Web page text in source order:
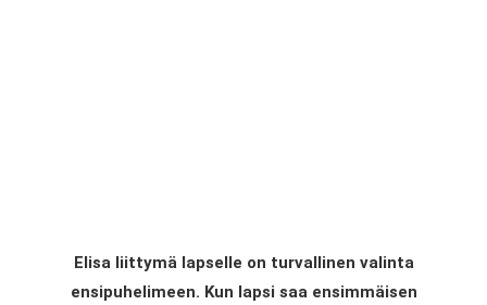
Elisa liittymä lapselle on turvallinen valinta
ensipuhelimeen. Kun lapsi saa ensimmäisen